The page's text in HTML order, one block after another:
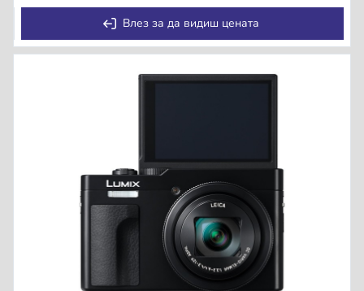
Влез за да видиш цената